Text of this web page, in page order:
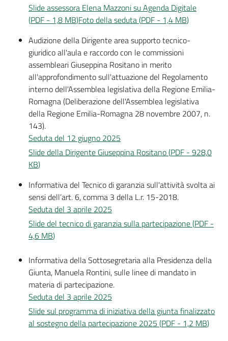
Slide assessora Elena Mazzoni su Agenda Digitale
(PDF - 1,8 MB)Foto della seduta(PDF - 1,4 MB)
Audizione della Dirigente area supporto tecnico-
giuridico all'aula e raccordo con le commissioni
assembleari Giuseppina Rositano in merito
all'approfondimento sull'attuazione del Regolamento
interno dell'Assemblea legislativa della Regione Emilia-
Romagna (Deliberazione dell'Assemblea legislativa
della Regione Emilia-Romagna 28 novembre 2007, n.
143).
Seduta del 12 giugno 2025
Slide della Dirigente Giuseppina Rositano(PDF - 928,0
KB)
Informativa del Tecnico di garanzia sull'attività svolta ai
sensi dell’art. 6, comma 3 della L.r. 15-2018.
Seduta del 3 aprile 2025
Slide del tecnico di garanzia sulla partecipazione(PDF -
4,6 MB)
Informativa della Sottosegretaria alla Presidenza della
Giunta, Manuela Rontini, sulle linee di mandato in
materia di partecipazione.
Seduta del 3 aprile 2025
Slide sul programma di iniziativa della giunta finalizzato
al sostegno della partecipazione 2025 (PDF - 1,2 MB)